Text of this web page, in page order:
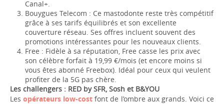
Canal+.
Bouygues Telecom : Ce mastodonte reste très compétitif
grâce à ses tarifs équilibrés et son excellente
couverture réseau. Ses offres incluent souvent des
promotions intéressantes pour les nouveaux clients.
Free : Fidèle à sa réputation, Free casse les prix avec
son célèbre forfait à 19,99 €/mois (et encore moins si
vous êtes abonné Freebox). Idéal pour ceux qui veulent
profiter de la 5G pas chère.
Les challengers : RED by SFR, Sosh et B&YOU
Lesopérateurs low-cost font de l’ombre aux grands. Voici ce